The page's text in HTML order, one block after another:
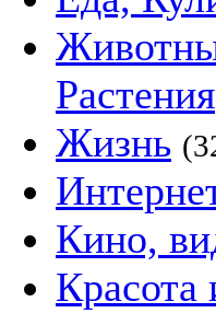
Растения
Жизнь
Кино,